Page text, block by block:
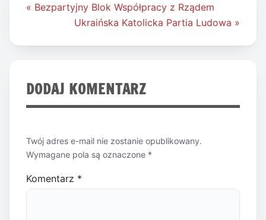
Nawigacja
« Bezpartyjny Blok Współpracy z Rządem
Ukraińska Katolicka Partia Ludowa »
DODAJ KOMENTARZ
Twój adres e-mail nie zostanie opublikowany.
Wymagane pola są oznaczone *
Komentarz *